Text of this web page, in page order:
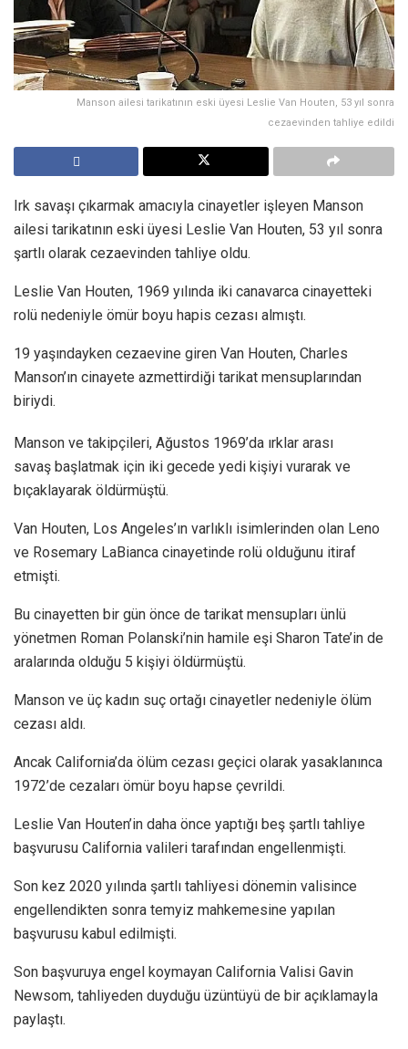
Manson ailesi tarikatının eski üyesi Leslie Van Houten, 53 yıl sonra
cezaevinden tahliye edildi
Irk savaşı çıkarmak amacıyla cinayetler işleyen Manson
ailesi tarikatının eski üyesi Leslie Van Houten, 53 yıl sonra
şartlı olarak cezaevinden tahliye oldu.
Leslie Van Houten, 1969 yılında iki canavarca cinayetteki
rolü nedeniyle ömür boyu hapis cezası almıştı.
19 yaşındayken cezaevine giren Van Houten, Charles
Manson’ın cinayete azmettirdiği tarikat mensuplarından
biriydi.
Manson ve takipçileri, Ağustos 1969’da ırklar arası
savaş başlatmak için iki gecede yedi kişiyi vurarak ve
bıçaklayarak öldürmüştü.
Van Houten, Los Angeles’ın varlıklı isimlerinden olan Leno
ve Rosemary LaBianca cinayetinde rolü olduğunu itiraf
etmişti.
Bu cinayetten bir gün önce de tarikat mensupları ünlü
yönetmen Roman Polanski’nin hamile eşi Sharon Tate’in de
aralarında olduğu 5 kişiyi öldürmüştü.
Manson ve üç kadın suç ortağı cinayetler nedeniyle ölüm
cezası aldı.
Ancak California’da ölüm cezası geçici olarak yasaklanınca
1972’de cezaları ömür boyu hapse çevrildi.
Leslie Van Houten’in daha önce yaptığı beş şartlı tahliye
başvurusu California valileri tarafından engellenmişti.
Son kez 2020 yılında şartlı tahliyesi dönemin valisince
engellendikten sonra temyiz mahkemesine yapılan
başvurusu kabul edilmişti.
Son başvuruya engel koymayan California Valisi Gavin
Newsom, tahliyeden duyduğu üzüntüyü de bir açıklamayla
paylaştı.